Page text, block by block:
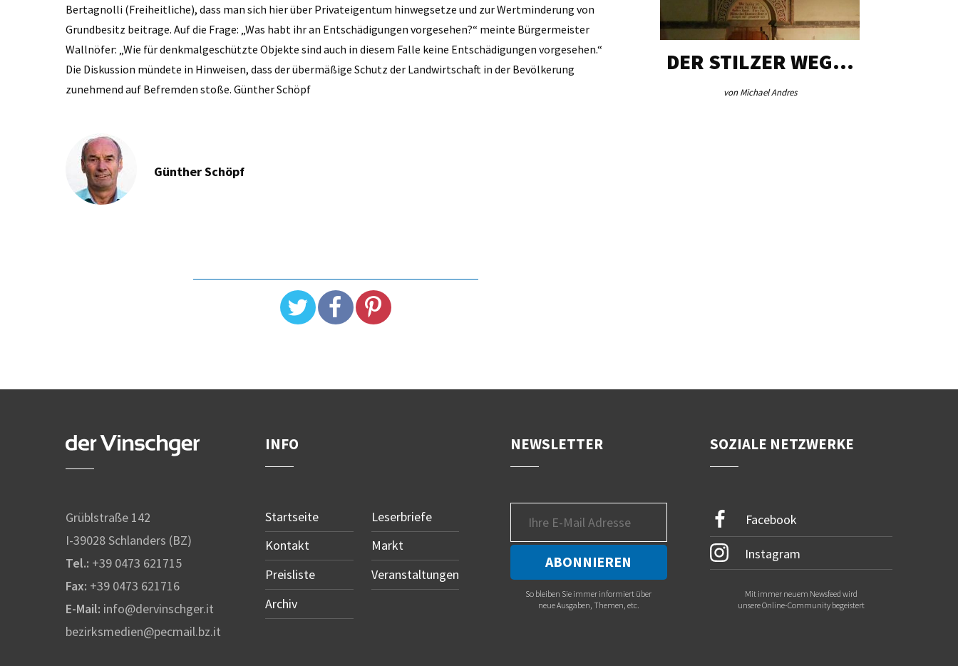
Bertagnolli (Freiheitliche), dass man sich hier über Privateigentum hinwegsetze und zur Wertminderung von
Grundbesitz beitrage. Auf die Frage: „Was habt ihr an Entschädigungen vorgesehen?“ meinte Bürgermeister
Wallnöfer: „Wie für denkmalgeschützte Objekte sind auch in diesem Falle keine Entschädigungen vorgesehen.“
Die Diskussion mündete in Hinweisen, dass der übermäßige Schutz der Landwirtschaft in der Bevölkerung
zunehmend auf Befremden stoße. Günther Schöpf
Günther Schöpf
DER STILZER WEG…
von Michael Andres
Grüblstraße 142
I-39028 Schlanders (BZ)
Tel.: +39 0473 621715
Fax: +39 0473 621716
E-Mail: info@dervinschger.it
bezirksmedien@pecmail.bz.it
INFO
Startseite
Kontakt
Preisliste
Archiv
Leserbriefe
Markt
Veranstaltungen
NEWSLETTER
So bleiben Sie immer informiert über
neue Ausgaben, Themen, etc.
SOZIALE NETZWERKE
Facebook
Instagram
Mit immer neuem Newsfeed wird
unsere Online-Community begeistert